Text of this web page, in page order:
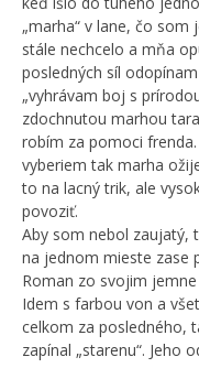
„marha“ v lane, čo
stále nechcelo a mňa
posledných síl
„vyhrávam boj s
zdochnutou marhou
robím za pomoci
vyberiem tak marha
to na lacný trik, ale
povoziť.
Aby som nebol zaujatý,
na jednom mieste zase
Roman zo svojim
Idem s farbou von a
celkom za posledného,
zapínal „starenu“. Jeho